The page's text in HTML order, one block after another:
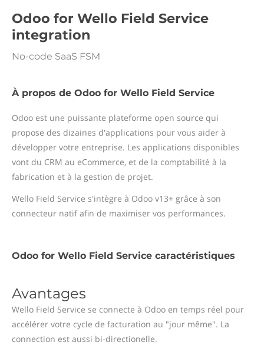
Odoo for Wello Field Service
integration
No-code SaaS FSM
À propos de Odoo for Wello Field Service
Odoo est une puissante plateforme open source qui
propose des dizaines d'applications pour vous aider à
développer votre entreprise. Les applications disponibles
vont du CRM au eCommerce, et de la comptabilité à la
fabrication et à la gestion de projet.
Wello Field Service s'intègre à Odoo v13+ grâce à son
connecteur natif afin de maximiser vos performances.
Odoo for Wello Field Service caractéristiques
Avantages
Wello Field Service se connecte à Odoo en temps réel pour
accélérer votre cycle de facturation au "jour même". La
connection est aussi bi-directionelle.